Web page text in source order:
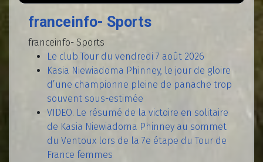
franceinfo- Sports
franceinfo- Sports
Le club Tour du vendredi 7 août 2026
Kasia Niewiadoma Phinney, le jour de gloire
d’une championne pleine de panache trop
souvent sous-estimée
VIDEO. Le résumé de la victoire en solitaire
de Kasia Niewiadoma Phinney au sommet
du Ventoux lors de la 7e étape du Tour de
France femmes